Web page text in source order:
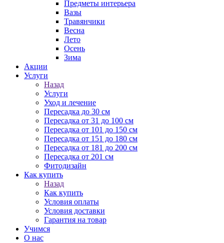
Предметы интерьера
Вазы
Травянчики
Весна
Лето
Осень
Зима
Акции
Услуги
Назад
Услуги
Уход и лечение
Пересадка до 30 см
Пересадка от 31 до 100 см
Пересадка от 101 до 150 см
Пересадка от 151 до 180 см
Пересадка от 181 до 200 см
Пересадка от 201 см
Фитодизайн
Как купить
Назад
Как купить
Условия оплаты
Условия доставки
Гарантия на товар
Учимся
О нас